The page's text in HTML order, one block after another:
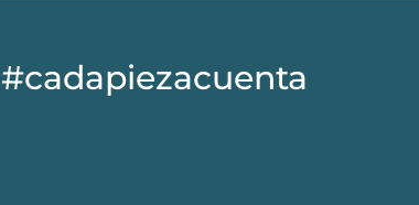
#cadapiezacuenta